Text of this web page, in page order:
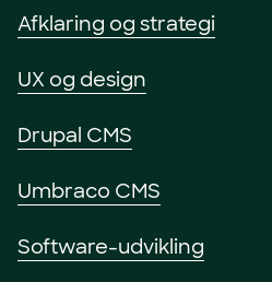
Afklaring og strategi
UX og design
Drupal CMS
Umbraco CMS
Software-udvikling